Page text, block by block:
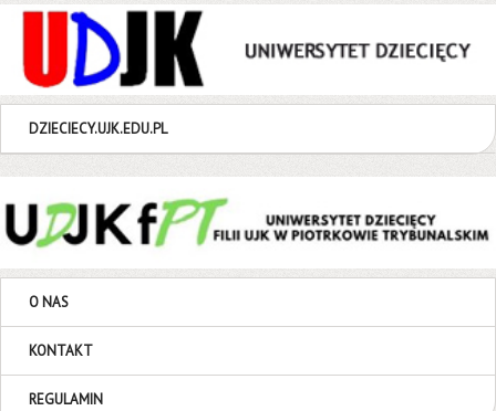
DZIECIECY.UJK.EDU.PL
O NAS
KONTAKT
REGULAMIN